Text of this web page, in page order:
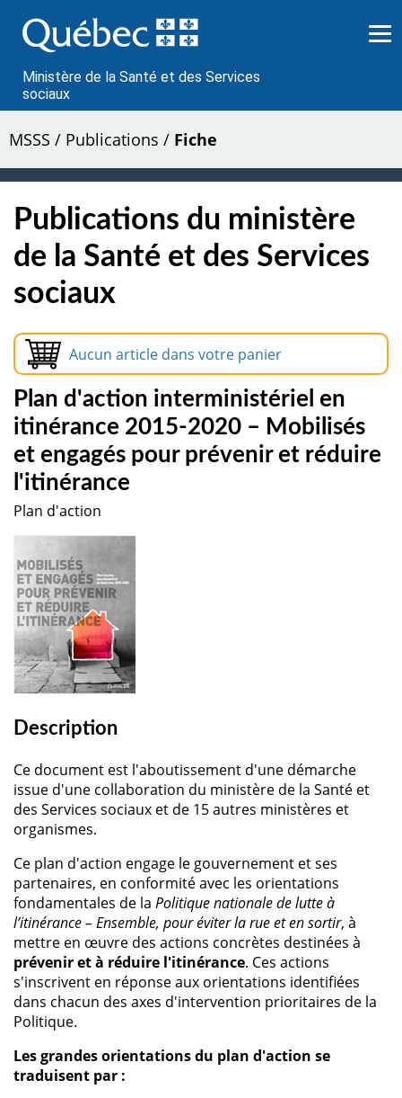
au
contenu
Ministère de la Santé et des Services
sociaux
MSSS / Publications / Fiche
Publications du ministère
de la Santé et des Services
sociaux
Aucun article dans votre panier
Plan d'action interministériel en
itinérance 2015-2020 – Mobilisés
et engagés pour prévenir et réduire
l'itinérance
Plan d'action
Description
Ce document est l'aboutissement d'une démarche
issue d'une collaboration du ministère de la Santé et
des Services sociaux et de 15 autres ministères et
organismes.
Ce plan d'action engage le gouvernement et ses
partenaires, en conformité avec les orientations
fondamentales de la Politique nationale de lutte à
l’itinérance – Ensemble, pour éviter la rue et en sortir, à
mettre en œuvre des actions concrètes destinées à
prévenir et à réduire l'itinérance. Ces actions
s'inscrivent en réponse aux orientations identifiées
dans chacun des axes d'intervention prioritaires de la
Politique.
Les grandes orientations du plan d'action se
traduisent par :